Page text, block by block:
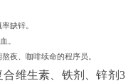
缺锌。
。
夜、咖啡续命的程序员。
维生素、铁剂、锌剂3